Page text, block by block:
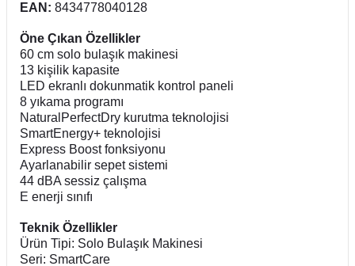
EAN: 8434778040128
Öne Çıkan Özellikler
60 cm solo bulaşık makinesi
13 kişilik kapasite
LED ekranlı dokunmatik kontrol paneli
8 yıkama programı
NaturalPerfectDry kurutma teknolojisi
SmartEnergy+ teknolojisi
Express Boost fonksiyonu
Ayarlanabilir sepet sistemi
44 dBA sessiz çalışma
E enerji sınıfı
Teknik Özellikler
Ürün Tipi: Solo Bulaşık Makinesi
Seri: SmartCare